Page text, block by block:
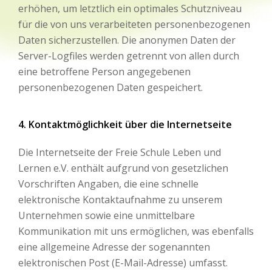
erhöhen, um letztlich ein optimales Schutzniveau
für die von uns verarbeiteten personenbezogenen
Daten sicherzustellen. Die anonymen Daten der
Server-Logfiles werden getrennt von allen durch
eine betroffene Person angegebenen
personenbezogenen Daten gespeichert.
4. Kontaktmöglichkeit über die Internetseite
Die Internetseite der Freie Schule Leben und
Lernen e.V. enthält aufgrund von gesetzlichen
Vorschriften Angaben, die eine schnelle
elektronische Kontaktaufnahme zu unserem
Unternehmen sowie eine unmittelbare
Kommunikation mit uns ermöglichen, was ebenfalls
eine allgemeine Adresse der sogenannten
elektronischen Post (E-Mail-Adresse) umfasst.